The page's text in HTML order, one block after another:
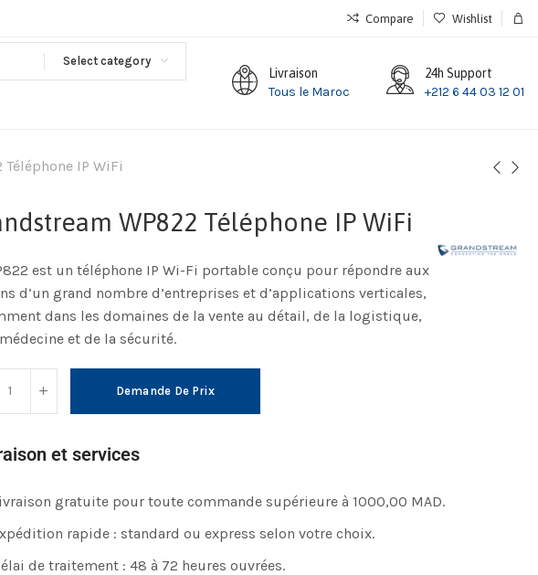
Compare Wishlist
Select category
Livraison
Tous le Maroc
24h Support
+212 6 44 03 12 01
IP WiFi
WP822 Téléphone IP WiFi
est un téléphone IP Wi-Fi portable conçu pour répondre aux
d’un grand nombre d’entreprises et d’applications verticales,
dans les domaines de la vente au détail, de la logistique,
et de la sécurité.
Demande De Prix
et services
gratuite pour toute commande supérieure à 1000,00 MAD.
rapide : standard ou express selon votre choix.
de traitement : 48 à 72 heures ouvrées.